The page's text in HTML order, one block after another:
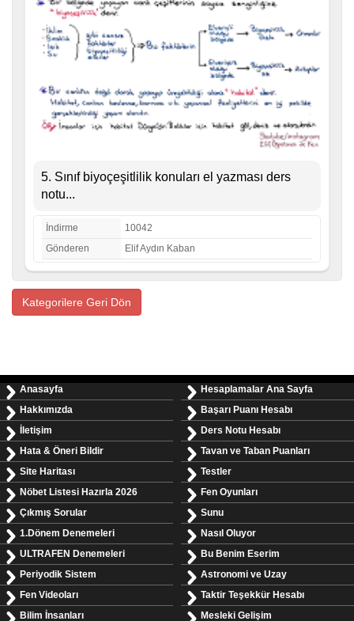
5. Sınıf biyoçeşitlilik konuları el yazması ders
notu...
İndirme
10042
Gönderen
Elif Aydın Kaban
Kategorilere Geri Dön
Anasayfa
Hakkımızda
İletişim
Hata & Öneri Bildir
Site Haritası
Nöbet Listesi Hazırla 2026
Çıkmış Sorular
1.Dönem Denemeleri
ULTRAFEN Denemeleri
Periyodik Sistem
Fen Videoları
Bilim İnsanları
Hesaplamalar Ana Sayfa
Başarı Puanı Hesabı
Ders Notu Hesabı
Tavan ve Taban Puanları
Testler
Fen Oyunları
Sunu
Nasıl Oluyor
Bu Benim Eserim
Astronomi ve Uzay
Taktir Teşekkür Hesabı
Mesleki Gelişim